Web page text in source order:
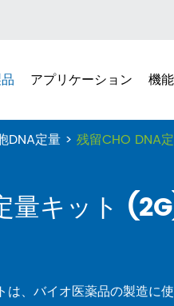
アプリケーション 機能
DNA定量 残留CHO DNA
量キット
、バイオ医薬品の製造に